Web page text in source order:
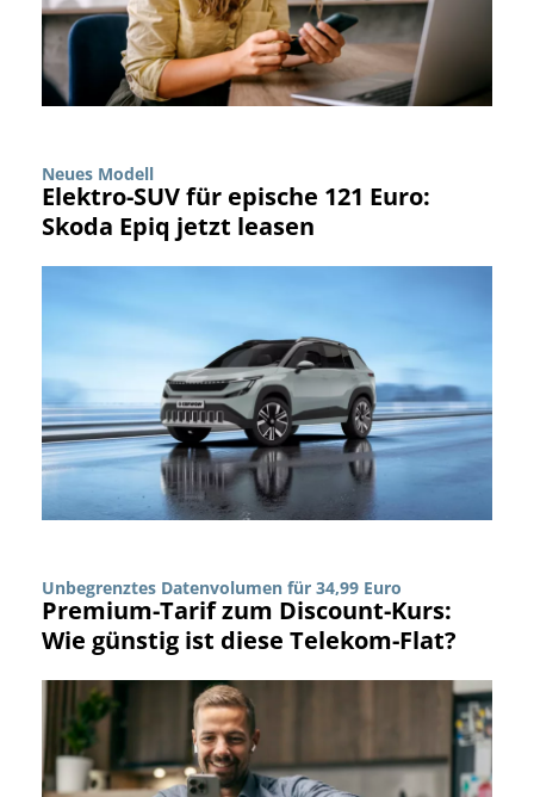
Neues Modell
Elektro-SUV für epische 121 Euro:
Skoda Epiq jetzt leasen
Unbegrenztes Datenvolumen für 34,99 Euro
Premium-Tarif zum Discount-Kurs:
Wie günstig ist diese Telekom-Flat?